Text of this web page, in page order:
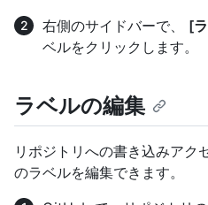
右側のサイドバーで、 [
ベルをクリックします。
ラベルの編集
リポジトリへの書き込みアク
のラベルを編集できます。